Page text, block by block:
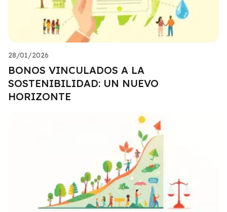
28/01/2026
BONOS VINCULADOS A LA
SOSTENIBILIDAD: UN NUEVO
HORIZONTE